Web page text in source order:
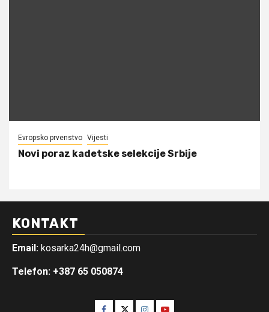
Evropsko prvenstvo Vijesti
Novi poraz kadetske selekcije Srbije
KONTAKT
Email: kosarka24h@gmail.com
Telefon: +387 65 050874
Facebook
TwitterInstagram
Youtube